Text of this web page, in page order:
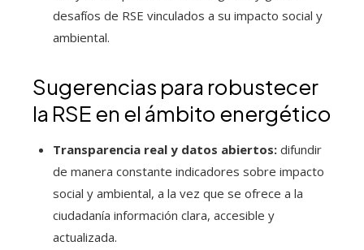
desafíos de RSE vinculados a su impacto social y
ambiental.
Sugerencias para robustecer
la RSE en el ámbito energético
Transparencia real y datos abiertos: difundir
de manera constante indicadores sobre impacto
social y ambiental, a la vez que se ofrece a la
ciudadanía información clara, accesible y
actualizada.